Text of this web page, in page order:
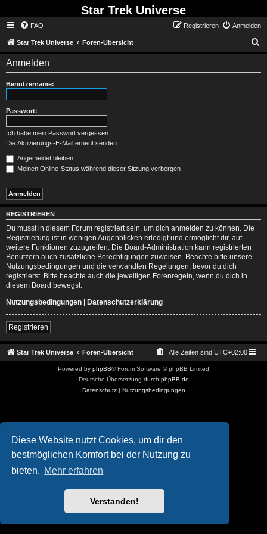
Diese Website nutzt Cookies, um dir den
bestmöglichen Komfort bei der Nutzung zu
bieten. Mehr erfahren
Verstanden!
Star Trek Universe
FAQ Anmelden
Registrieren
Star Trek Universe Foren-Übersicht
Anmelden
Benutzername:
Passwort:
Ich habe mein Passwort vergessen
Die Aktivierungs-E-Mail erneut senden
Angemeldet bleiben
Meinen Online-Status während dieser Sitzung verbergen
REGISTRIEREN
Du musst in diesem Forum registriert sein, um dich anmelden zu können. Die
Registrierung ist in wenigen Augenblicken erledigt und ermöglicht dir, auf
weitere Funktionen zuzugreifen. Die Board-Administration kann registrierten
Benutzern auch zusätzliche Berechtigungen zuweisen. Beachte bitte unsere
Nutzungsbedingungen und die verwandten Regelungen, bevor du dich
registrierst. Bitte beachte auch die jeweiligen Forenregeln, wenn du dich in
diesem Board bewegst.
Nutzungsbedingungen | Datenschutzerklärung
Registrieren
Star Trek Universe Foren-Übersicht Alle Zeiten sind UTC+02:00
Powered by phpBB® Forum Software © phpBB Limited
Deutsche Übersetzung durch phpBB.de
Datenschutz| Nutzungsbedingungen